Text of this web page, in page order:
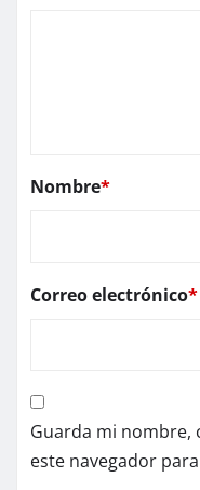
Nombre*
Correo electrónico*
Guarda mi nombre,
este navegador